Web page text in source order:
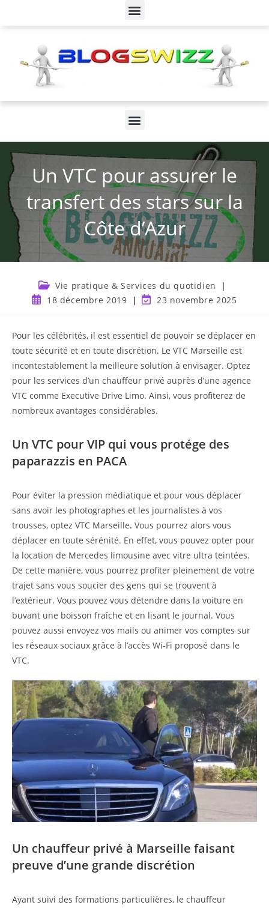
Un VTC pour assurer le
transfert des stars sur la
Côte d’Azur
Vie pratique & Services du quotidien
18 décembre 2019
23 novembre 2025
Pour les célébrités, il est essentiel de pouvoir se déplacer en
toute sécurité et en toute discrétion. Le VTC Marseille est
incontestablement la meilleure solution à envisager. Optez
pour les services d’un chauffeur privé auprès d’une agence
VTC comme Executive Drive Limo. Ainsi, vous profiterez de
nombreux avantages considérables.
Un VTC pour VIP qui vous protége des
paparazzis en PACA
Pour éviter la pression médiatique et pour vous déplacer
sans avoir les photographes et les journalistes à vos
trousses, optez VTC Marseille. Vous pourrez alors vous
déplacer en toute sérénité. En effet, vous pouvez opter pour
la location de Mercedes limousine avec vitre ultra teintées.
De cette manière, vous pourrez profiter pleinement de votre
trajet sans vous soucier des gens qui se trouvent à
l’extérieur. Vous pouvez vous détendre dans la voiture en
buvant une boisson fraîche et en lisant le journal. Vous
pouvez aussi envoyez vos mails ou animer vos comptes sur
les réseaux sociaux grâce à l’accès Wi-Fi proposé dans le
VTC.
Un chauffeur privé à Marseille faisant
preuve d’une grande discrétion
Ayant suivi des formations particulières, le chauffeur